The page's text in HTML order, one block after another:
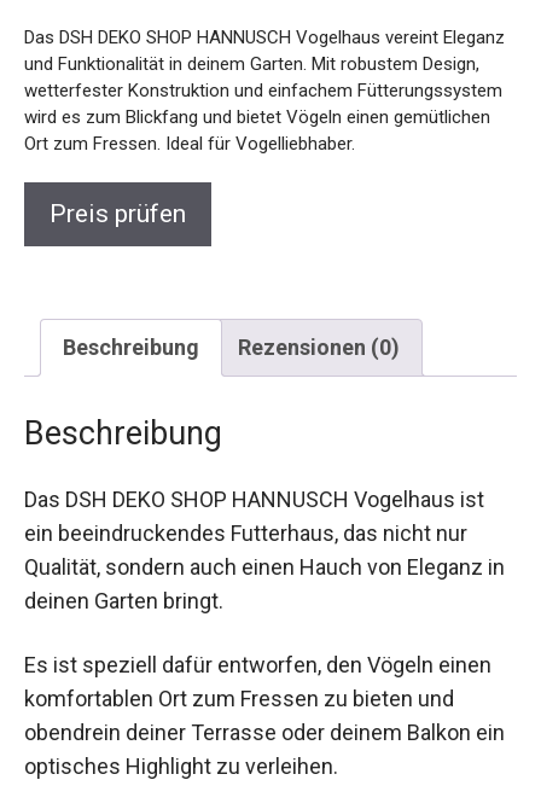
Das DSH DEKO SHOP HANNUSCH Vogelhaus vereint Eleganz
und Funktionalität in deinem Garten. Mit robustem Design,
wetterfester Konstruktion und einfachem Fütterungssystem
wird es zum Blickfang und bietet Vögeln einen gemütlichen
Ort zum Fressen. Ideal für Vogelliebhaber.
Preis prüfen
Beschreibung Rezensionen (0)
Beschreibung
Das DSH DEKO SHOP HANNUSCH Vogelhaus ist
ein beeindruckendes Futterhaus, das nicht nur
Qualität, sondern auch einen Hauch von Eleganz in
deinen Garten bringt.
Es ist speziell dafür entworfen, den Vögeln einen
komfortablen Ort zum Fressen zu bieten und
obendrein deiner Terrasse oder deinem Balkon ein
optisches Highlight zu verleihen.